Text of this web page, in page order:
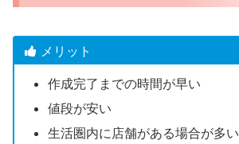
メリット
作成完了までの時間が早い
値段が安い
生活圏内に店舗がある場合が多い